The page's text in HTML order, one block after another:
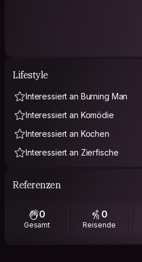
Lifestyle
Interessiert an Burning Man
Interessiert an Komödie
Interessiert an Kochen
Interessiert an Zierfische
Referenzen
0
Gesamt
0
Reisende